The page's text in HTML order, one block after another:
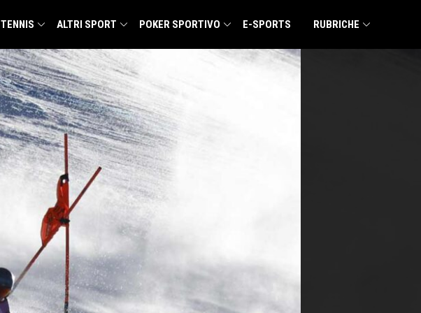
TENNIS ALTRI SPORT POKER SPORTIVO E-SPORTS RUBRICHE